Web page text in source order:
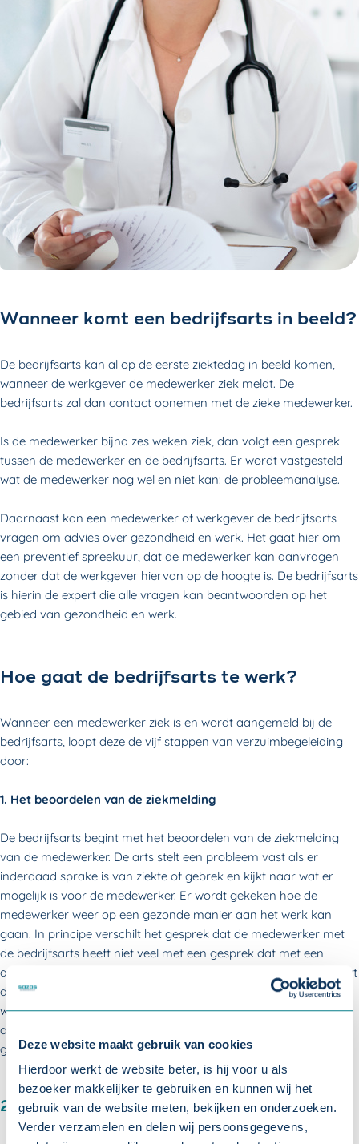
Deze website maakt gebruik van cookies
Hierdoor werkt de website beter, is hij voor u als
bezoeker makkelijker te gebruiken en kunnen wij het
gebruik van de website meten, bekijken en onderzoeken.
Verder verzamelen en delen wij persoonsgegevens,
Wanneer komt een bedrijfsarts in beeld?
De bedrijfsarts kan al op de eerste ziektedag in beeld komen,
wanneer de werkgever de medewerker ziek meldt. De
bedrijfsarts zal dan contact opnemen met de zieke medewerker.
Is de medewerker bijna zes weken ziek, dan volgt een gesprek
tussen de medewerker en de bedrijfsarts. Er wordt vastgesteld
wat de medewerker nog wel en niet kan: de probleemanalyse.
Daarnaast kan een medewerker of werkgever de bedrijfsarts
vragen om advies over gezondheid en werk. Het gaat hier om
een preventief spreekuur, dat de medewerker kan aanvragen
zonder dat de werkgever hiervan op de hoogte is. De bedrijfsarts
is hierin de expert die alle vragen kan beantwoorden op het
gebied van gezondheid en werk.
Hoe gaat de bedrijfsarts te werk?
Wanneer een medewerker ziek is en wordt aangemeld bij de
bedrijfsarts, loopt deze de vijf stappen van verzuimbegeleiding
door:
1. Het beoordelen van de ziekmelding
De bedrijfsarts begint met het beoordelen van de ziekmelding
van de medewerker. De arts stelt een probleem vast als er
inderdaad sprake is van ziekte of gebrek en kijkt naar wat er
mogelijk is voor de medewerker. Er wordt gekeken hoe de
medewerker weer op een gezonde manier aan het werk kan
gaan. In principe verschilt het gesprek dat de medewerker met
de bedrijfsarts heeft niet veel met een gesprek dat met een
andere medisch specialist wordt gevoerd. Een uitzondering is dat
de bedrijfsarts, in tegenstelling tot andere medisch specialisten,
wel de beperkingen en mogelijkheden mag vaststellen. De
arbeidsdeskundige, vaak de werkgever, bekijkt dan of het werk
geschikt is.
2. Beoordeling van het ziektebeeld